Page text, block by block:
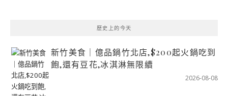
歷史上的今天
新竹美食｜億品鍋竹北店,$200起火鍋吃到
飽,還有豆花,冰淇淋無限續
2026-08-08